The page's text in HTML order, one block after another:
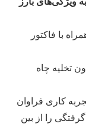
با فاکتور
تخلیه چاه
کاری فراوان
را از بین